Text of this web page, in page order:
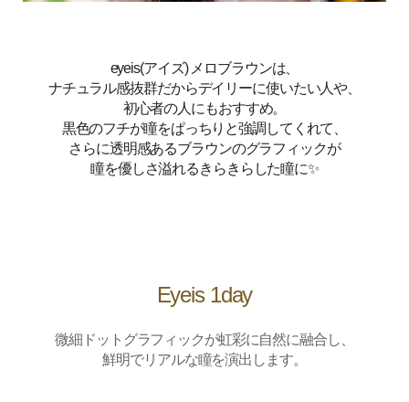
eyeis(アイズ) メロブラウンは、
ナチュラル感抜群だからデイリーに使いたい人や、
初心者の人にもおすすめ。
黒色のフチが瞳をぱっちりと強調してくれて、
さらに透明感あるブラウンのグラフィックが
瞳を優しさ溢れるきらきらした瞳に✨️
Eyeis 1day
微細ドットグラフィックが虹彩に自然に融合し、
鮮明でリアルな瞳を演出します。